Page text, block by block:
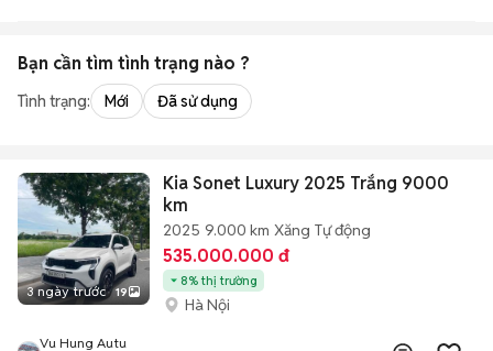
Bạn cần tìm tình trạng nào ?
Tình trạng: Mới Đã sử dụng
3 ngày trước 19
Kia Sonet Luxury 2025 Trắng 9000
km
2025 9.000 km Xăng Tự động
535.000.000 đ
8% thị trường
Hà Nội
Vu Hung Autu